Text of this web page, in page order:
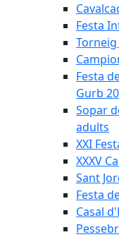
Festa
Festa
Gurb
Sopar
adults
XXI
XXXV
Sant
Festa
Casal